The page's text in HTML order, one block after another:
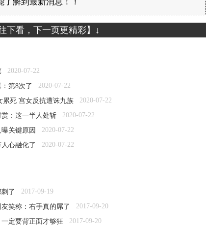
下看，下一页更精彩】↓
2020-07-22
第8次了 2020-07-22
死 宫女反抗遭诛九族 2020-07-22
：这一半人处斩 2020-07-22
关键原因 2020-07-22
心融化了 2020-07-22
了 2017-09-19
笑称：右手真的屌了 2017-09-20
定要背正面才够狂 2017-09-20